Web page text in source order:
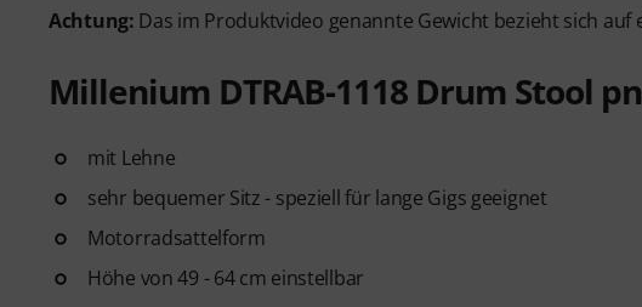
Achtung: Das im Produktvideo genannte Gewicht bezieht sich auf
Millenium DTRAB-1118 Drum Stool
mit Lehne
sehr bequemer Sitz - speziell für lange Gigs geeignet
Motorradsattelform
Höhe von 49 - 64 cm einstellbar